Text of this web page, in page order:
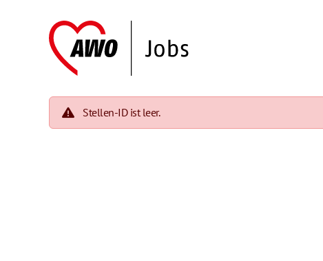
Stellen-ID ist leer.